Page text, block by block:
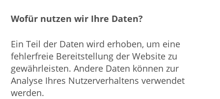
Wofür nutzen wir Ihre Daten?
Ein Teil der Daten wird erhoben, um eine
fehlerfreie Bereitstellung der Website zu
gewährleisten. Andere Daten können zur
Analyse Ihres Nutzerverhaltens verwendet
werden.